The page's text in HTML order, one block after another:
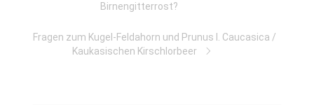
Birnengitterrost?
Fragen zum Kugel-Feldahorn und Prunus l. Caucasica /
Kaukasischen Kirschlorbeer